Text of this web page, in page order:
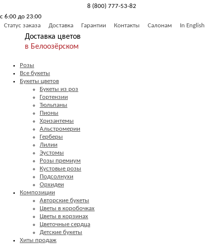
8 (800) 777-53-82
с 6:00 до 23:00
Статус заказа
Доставка Гарантии Контакты Салонам In English
Доставка цветов
в Белоозёрском
Розы
Все букеты
Букеты цветов
Букеты из роз
Гортензии
Тюльпаны
Пионы
Хризантемы
Альстромерии
Герберы
Лилии
Эустомы
Розы премиум
Кустовые розы
Подсолнухи
Орхидеи
Композиции
Авторские букеты
Цветы в коробочках
Цветы в корзинах
Цветочные сердца
Детские букеты
Хиты продаж